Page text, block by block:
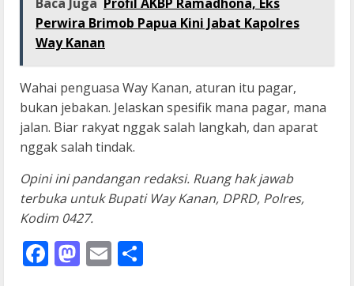
Perwira Brimob Papua Kini Jabat Kapolres
Way Kanan
Wahai penguasa Way Kanan, aturan itu pagar,
bukan jebakan. Jelaskan spesifik mana pagar, mana
jalan. Biar rakyat nggak salah langkah, dan aparat
nggak salah tindak.
Opini ini pandangan redaksi. Ruang hak jawab
terbuka untuk Bupati Way Kanan, DPRD, Polres,
Kodim 0427.
Facebook
Mastodon
Email